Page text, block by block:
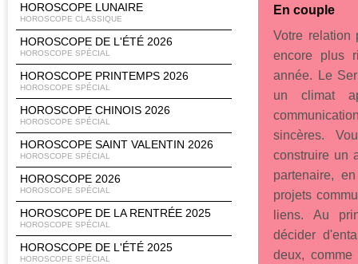
HOROSCOPE LUNAIRE
HOROSCOPE CLASSIQUE
HOROSCOPE DE L'ÉTÉ 2026
HOROSCOPE SPÉCIAL
HOROSCOPE PRINTEMPS 2026
HOROSCOPE SPÉCIAL
HOROSCOPE CHINOIS 2026
HOROSCOPE SPÉCIAL
HOROSCOPE SAINT VALENTIN 2026
HOROSCOPE SPÉCIAL
HOROSCOPE 2026
HOROSCOPE SPÉCIAL
HOROSCOPE DE LA RENTRÉE 2025
HOROSCOPE SPÉCIAL
HOROSCOPE DE L'ÉTÉ 2025
HOROSCOPE SPÉCIAL
En couple
Votre relation
encore plus
année. Le
un climat
sincères.
construire un
partenaire,
projets
liens. Au
décider
deux, comme